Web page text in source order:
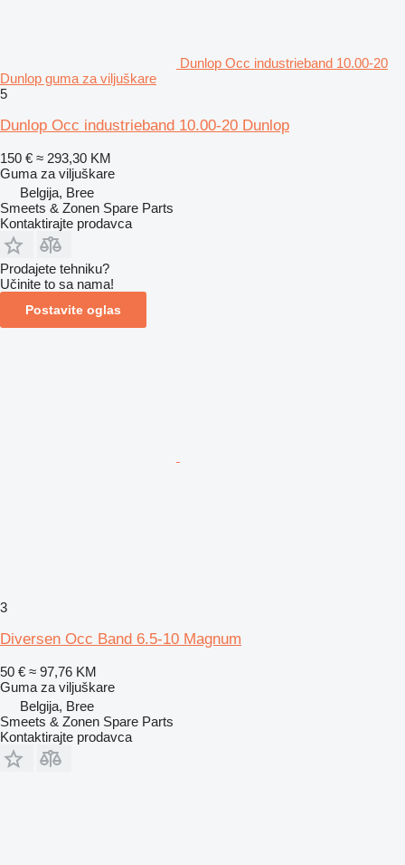
Dunlop Occ industrieband 10.00-20
Dunlop guma za viljuškare
5
Dunlop Occ industrieband 10.00-20 Dunlop
150 € ≈ 293,30 KM
Guma za viljuškare
Belgija, Bree
Smeets & Zonen Spare Parts
Kontaktirajte prodavca
Prodajete tehniku?
Učinite to sa nama!
Postavite oglas
3
Diversen Occ Band 6.5-10 Magnum
50 € ≈ 97,76 KM
Guma za viljuškare
Belgija, Bree
Smeets & Zonen Spare Parts
Kontaktirajte prodavca